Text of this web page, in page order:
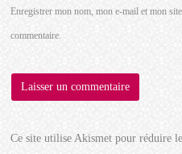
Enregistrer mon nom, mon e-mail et mon
commentaire.
Ce site utilise Akismet pour réduire